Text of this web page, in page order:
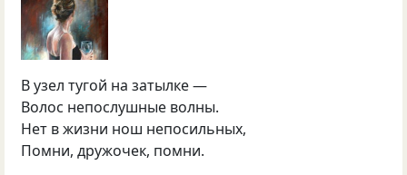
В узел тугой на затылке —
Волос непослушные волны.
Нет в жизни нош непосильных,
Помни, дружочек, помни.